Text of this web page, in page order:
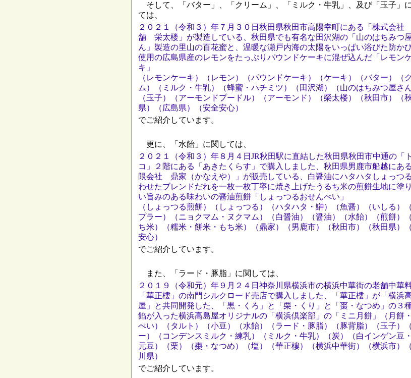
そして、「バター」、「クリーム」、「ミルク・牛乳」、及び「玉子」
ては、
２０２１（令和３）年７月３０日秋田県秋田市高陽幸町にある「株式会
舗 栄太楼」が製造している、秋田県でも有名な田沢湖の「山のはちみつ
ん」製造の里山の百花蜜と、温暖な瀬戸内海の太陽をいっぱい浴びた防か
使用の広島県産のレモンをたっぷりパウンドケーキに混ぜ込んだ「レモン
キ」
（レモンケーキ）（レモン）（パウンドケーキ）（ケーキ）（バター）（
ム）（ミルク・牛乳）（蜂蜜・ハチミツ）（田沢湖）（山のはちみつ屋さん
（玉子）（アーモンドプードル）（アーモンド）（榮太楼）（秋田市）（
県）（広島県）（安全安心）
でご紹介しています。
更に、「水飴」に関しては、
２０２１（令和３）年８月４日JR秋田駅に直結した秋田県秋田市中通の「
コ」２階にある「あきたくらす」で購入しました、秋田県男鹿市船越にあ
限会社 鼎家（かなえや）」が販売している、白醤油にハタハタしょっつ
わせたブレンドだれを一枚一枚丁寧に焼き上げたうるち米の煎餅生地に塗
い旨みのある味わいの醤油煎餅「しょっつるおせんべい」
（しょっつる煎餅）（しょっつる）（ハタハタ・鰰）（魚醤）（いしる）
プラー）（ニョクマム・ヌクマム）（白醤油）（醤油）（水飴）（煎餅）
ち米）（糯米・餅米・もち米）（鼎家）（男鹿市）（秋田市）（秋田県）
安心）
でご紹介しています。
また、「ラード・豚脂」に関しては、
２０１９（令和元）年９月２４日神奈川県横浜市の横浜中華街の老舗中華
「華正樓」の南門シルクロード売店で購入しました、「華正樓」が「横浜
屋」と共同開発した、「黒・くろ」と「栗・くり」と「棗・なつめ」の３
餡が入った横浜高島屋オリジナルの「横浜倶楽部」の「ミニ月餅」（月餅
ぺい）（タルト）（小豆）（水飴）（ラード・豚脂）（豚背脂）（玉子）
ー）（コンデンスミルク・練乳）（ミルク・牛乳）（炭）（白インゲン豆
元豆）（栗）（棗・なつめ）（塩）（華正樓）（横浜中華街）（横浜市）
川県）
でご紹介しています。